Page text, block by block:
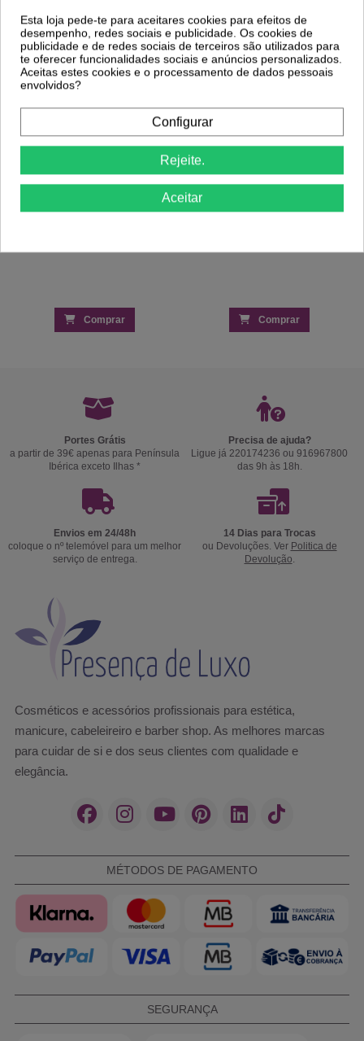
INOCOS
6,23 €8,90 €
Comprar Comprar
Portes Grátis
a partir de 39€ apenas para Península
Ibérica exceto Ilhas *
Precisa de ajuda?
Ligue já 220174236 ou 916967800
das 9h às 18h.
Envios em 24/48h
coloque o nº telemóvel para um melhor
serviço de entrega.
14 Dias para Trocas
ou Devoluções. Ver Politica de
Devolução.
Cosméticos e acessórios profissionais para estética,
manicure, cabeleireiro e barber shop. As melhores marcas
para cuidar de si e dos seus clientes com qualidade e
elegância.
MÉTODOS DE PAGAMENTO
SEGURANÇA
Esta loja pede-te para aceitares cookies para efeitos de
desempenho, redes sociais e publicidade. Os cookies de
publicidade e de redes sociais de terceiros são utilizados para
te oferecer funcionalidades sociais e anúncios personalizados.
Aceitas estes cookies e o processamento de dados pessoais
envolvidos?
Configurar
Rejeite.
Aceitar